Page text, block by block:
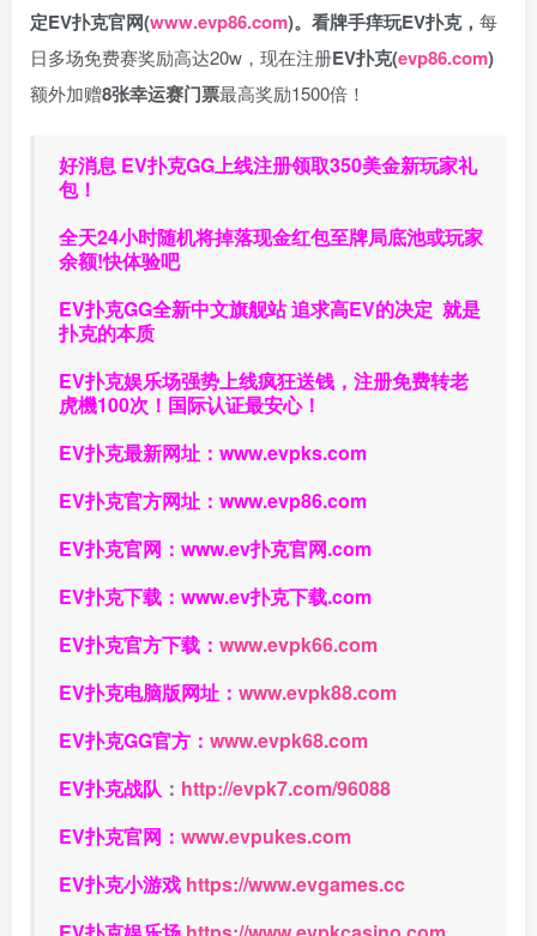
定EV扑克官网(www.evp86.com)。 看牌手痒玩EV扑克， 每
日多场免费赛奖励高达20w，现在注册EV扑克(evp86.com)
额外加赠8张幸运赛门票最高奖励1500倍！
好消息 EV扑克GG上线注册领取350美金新玩家礼
包！
全天24小时随机将掉落现金红包至牌局底池或玩家
余额!快体验吧
EV扑克GG全新中文旗舰站追求高EV的决定 就是
扑克的本质
EV扑克娱乐场强势上线疯狂送钱，注册免费转老
虎機100次！国际认证最安心！
EV扑克最新网址： www.evpks.com
EV扑克官方网址： www.evp86.com
EV扑克官网： www.ev扑克官网.com
EV扑克下载： www.ev扑克下载.com
EV扑克官方下载： www.evpk66.com
EV扑克电脑版网址： www.evpk88.com
EV扑克GG官方： www.evpk68.com
EV扑克战队 ： http://evpk7.com/96088
EV扑克官网： www.evpukes.com
EV扑克小游戏 https://www.evgames.cc